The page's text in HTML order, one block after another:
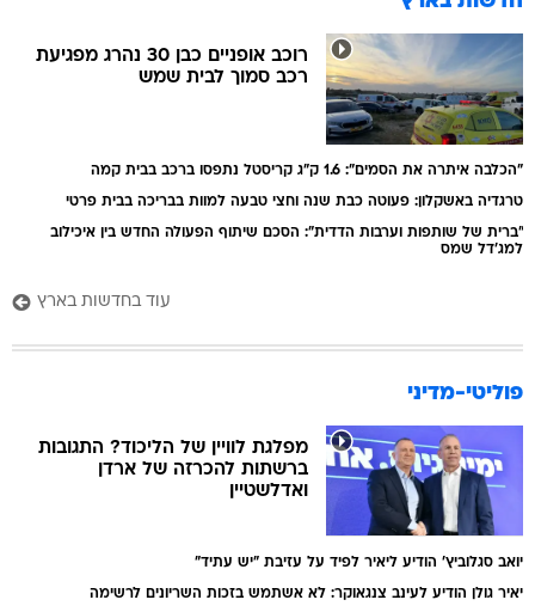
רוכב אופניים כבן 30 נהרג מפגיעת
רכב סמוך לבית שמש
"הכלבה איתרה את הסמים": 1.6 ק"ג קריסטל נתפסו ברכב בבית קמה
טרגדיה באשקלון: פעוטה כבת שנה וחצי טבעה למוות בבריכה בבית פרטי
"ברית של שותפות וערבות הדדית": הסכם שיתוף הפעולה החדש בין איכילוב
למג'דל שמס
עוד בחדשות בארץ
פוליטי-מדיני
מפלגת לוויין של הליכוד? התגובות
ברשתות להכרזה של ארדן
ואדלשטיין
יואב סגלוביץ' הודיע ליאיר לפיד על עזיבת "יש עתיד"
יאיר גולן הודיע לעינב צנגאוקר: לא אשתמש בזכות השריונים לרשימה